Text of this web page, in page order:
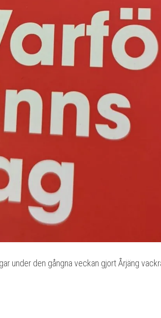
under den gångna veckan gjort Årjäng